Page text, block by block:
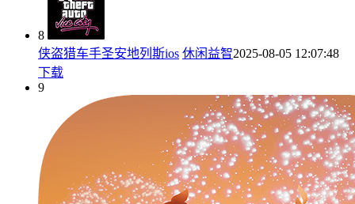
8
侠盗猎车手圣安地列斯ios 休闲益智2025-08-05 12:07:48
下载
9